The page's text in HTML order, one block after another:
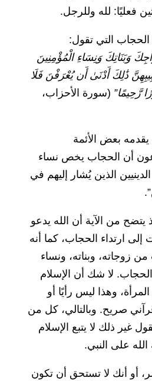
فعليًا: لله وللرجل.
الحجاب التي تقول:
وَبَنَاتِكَ وَنِسَاءِ الْمُؤْمِنِينَ
ذَٰلِكَ أَدْنَىٰ أَن يُعْرَفْنَ فَلَا
رَّحِيمًا” (سورة الأحزاب،
بعض الأئمة
أن الحجاب يخص نساء
الذين يُشار إليهم في
يتضح من الآية أن الله يدعو
إلى ارتداء الحجاب، كما أنه
زوجاته، وبناته، ونساء
لا شك أن الإسلام
وهذا ليس رأيًا أو
صريح. وبالتالي، كل من
غير ذلك لا يتبع الإسلام
على النبي.
أو أنك لا تستحق أن تكون